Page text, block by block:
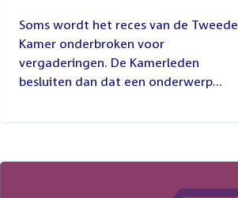
juli
2026
Soms wordt het reces van de Tweede
Kamer onderbroken voor
vergaderingen. De Kamerleden
besluiten dan dat een onderwerp...